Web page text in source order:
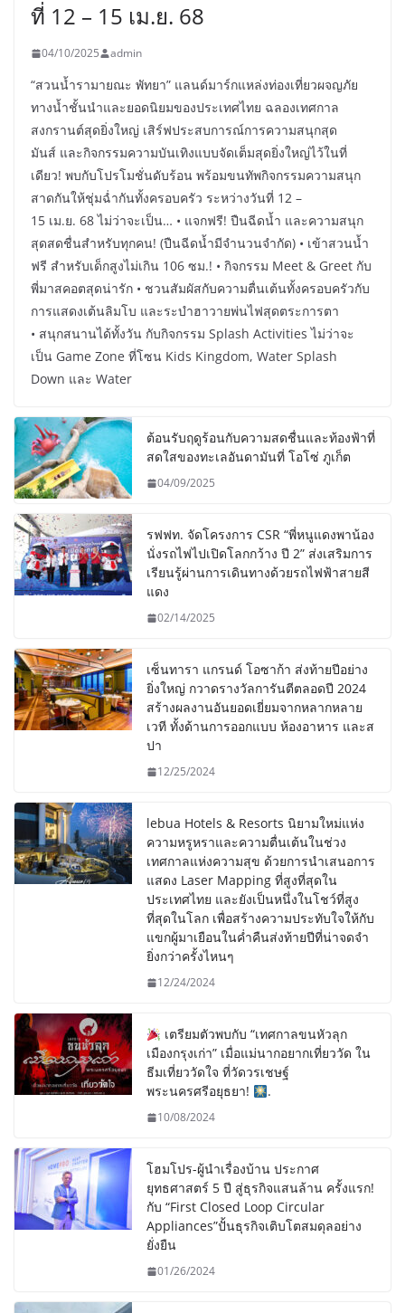
ที่ 12 – 15 เม.ย. 68
04/10/2025 admin
“สวนน้ำรามายณะ พัทยา” แลนด์มาร์กแหล่งท่องเที่ยวผจญภัย
ทางน้ำชั้นนำและยอดนิยมของประเทศไทย ฉลองเทศกาล
สงกรานต์สุดยิ่งใหญ่ เสิร์ฟประสบการณ์การความสนุกสุด
มันส์ และกิจกรรมความบันเทิงแบบจัดเต็มสุดยิ่งใหญ่ไว้ในที่
เดียว! พบกับโปรโมชั่นดับร้อน พร้อมขนทัพกิจกรรมความสนุก
สาดกันให้ชุ่มฉ่ำกันทั้งครอบครัว ระหว่างวันที่ 12 –
15 เม.ย. 68 ไม่ว่าจะเป็น… • แจกฟรี! ปืนฉีดน้ำ และความสนุก
สุดสดชื่นสำหรับทุกคน! (ปืนฉีดน้ำมีจำนวนจำกัด) • เข้าสวนน้ำ
ฟรี สำหรับเด็กสูงไม่เกิน 106 ซม.! • กิจกรรม Meet & Greet กับ
พี่มาสคอตสุดน่ารัก • ชวนสัมผัสกับความตื่นเต้นทั้งครอบครัวกับ
การแสดงเต้นลิมโบ และระบำฮาวายพ่นไฟสุดตระการตา
• สนุกสนานได้ทั้งวัน กับกิจกรรม Splash Activities ไม่ว่าจะ
เป็น Game Zone ที่โซน Kids Kingdom, Water Splash
Down และ Water
ต้อนรับฤดูร้อนกับความสดชื่นและท้องฟ้าที่
สดใสของทะเลอันดามันที่ โอโซ่ ภูเก็ต
04/09/2025
รฟฟท. จัดโครงการ CSR “พี่หนูแดงพาน้อง
นั่งรถไฟไปเปิดโลกกว้าง ปี 2” ส่งเสริมการ
เรียนรู้ผ่านการเดินทางด้วยรถไฟฟ้าสายสี
แดง
02/14/2025
เซ็นทารา แกรนด์ โอซาก้า ส่งท้ายปีอย่าง
ยิ่งใหญ่ กวาดรางวัลการันตีตลอดปี 2024
สร้างผลงานอันยอดเยี่ยมจากหลากหลาย
เวที ทั้งด้านการออกแบบ ห้องอาหาร และส
ปา
12/25/2024
lebua Hotels & Resorts นิยามใหม่แห่ง
ความหรูหราและความตื่นเต้นในช่วง
เทศกาลแห่งความสุข ด้วยการนำเสนอการ
แสดง Laser Mapping ที่สูงที่สุดใน
ประเทศไทย และยังเป็นหนึ่งในโชว์ที่สูง
ที่สุดในโลก เพื่อสร้างความประทับใจให้กับ
แขกผู้มาเยือนในค่ำคืนส่งท้ายปีที่น่าจดจำ
ยิ่งกว่าครั้งไหนๆ
12/24/2024
เตรียมตัวพบกับ “เทศกาลขนหัวลุก
เมืองกรุงเก่า” เมื่อแม่นากอยากเที่ยววัด ใน
ธีมเที่ยววัดใจ ที่วัดวรเชษฐ์
พระนครศรีอยุธยา!
.
10/08/2024
โฮมโปร-ผู้นำเรื่องบ้าน ประกาศ
ยุทธศาสตร์ 5 ปี สู่ธุรกิจแสนล้าน ครั้งแรก!
กับ “First Closed Loop Circular
Appliances”ปั้นธุรกิจเติบโตสมดุลอย่าง
ยั่งยืน
01/26/2024